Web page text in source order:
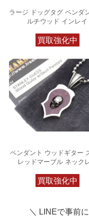
ラージ ドッグタグ ペンダ
ルチウッド インレイ
買取強化中
ペンダント ウッドギター
レッドマーブル ネック
買取強化中
＼ LINEで事前